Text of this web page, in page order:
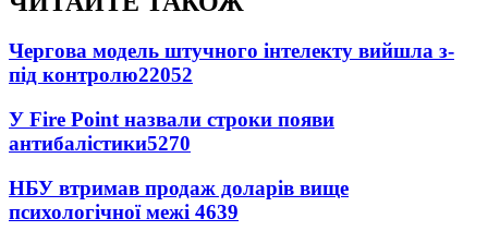
Чергова модель штучного інтелекту вийшла з-
під контролю22052
У Fire Point назвали строки появи
антибалістики5270
НБУ втримав продаж доларів вище
психологічної межі 4639